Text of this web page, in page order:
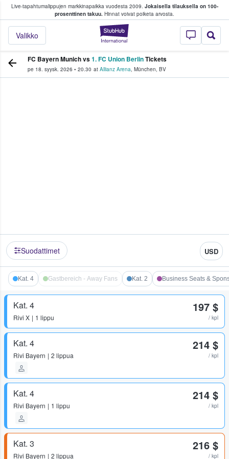
Live-tapahtumalippujen markkinapaikka vuodesta 2009. Jokaisella tilauksella on 100-
prosenttinen takuu. Hinnat voivat poiketa arvosta.
StubHub -
Valikko
fanit ostavat ja myyvät lippuja
FC Bayern Munich vs1. FC Union BerlinTickets
pe 18. syysk. 2026 • 20.30 at Allianz Arena, München, BV
Suodattimet USD
Kat. 4 Gastbereich - Away Fans Kat. 2 Business Seats &
Kat. 4
Rivi X 1 lippu
197 $
/ kpl
Kat. 4
Rivi Bayern 2 lippua
214 $
/ kpl
Kat. 4
Rivi Bayern 1 lippu
214 $
/ kpl
Kat. 3
Rivi Bayern 2 lippua
216 $
/ kpl